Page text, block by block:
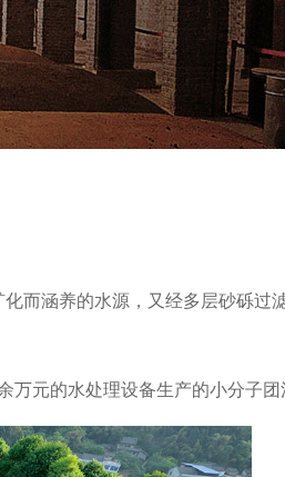
而涵养的水源，又经多层砂砾过
元的水处理设备生产的小分子团